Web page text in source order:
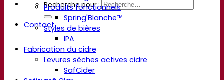
Recherche pour :
Contact
Produits fonctionnels
Spring'Blanche™
Styles de bières
IPA
Fabrication du cidre
Levures sèches actives cidre
SafCider